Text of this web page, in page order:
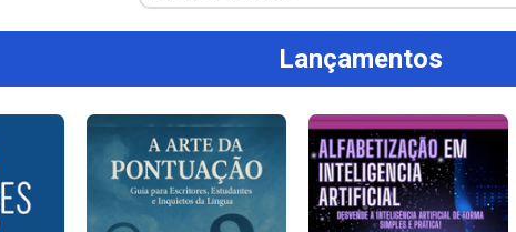
Lançamentos